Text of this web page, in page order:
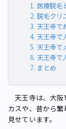
医療脱毛
脱毛クリ
天王寺で
天王寺で
天王寺で
天王寺で
まとめ
天王寺は、大阪
カスや、昔から
見せています。